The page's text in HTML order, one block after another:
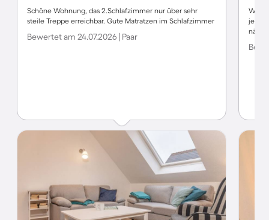
Schöne Wohnung, das 2.Schlafzimmer nur über sehr
steile Treppe erreichbar. Gute Matratzen im Schlafzimmer
Bewertet am 24.07.2026 | Paar
jedes